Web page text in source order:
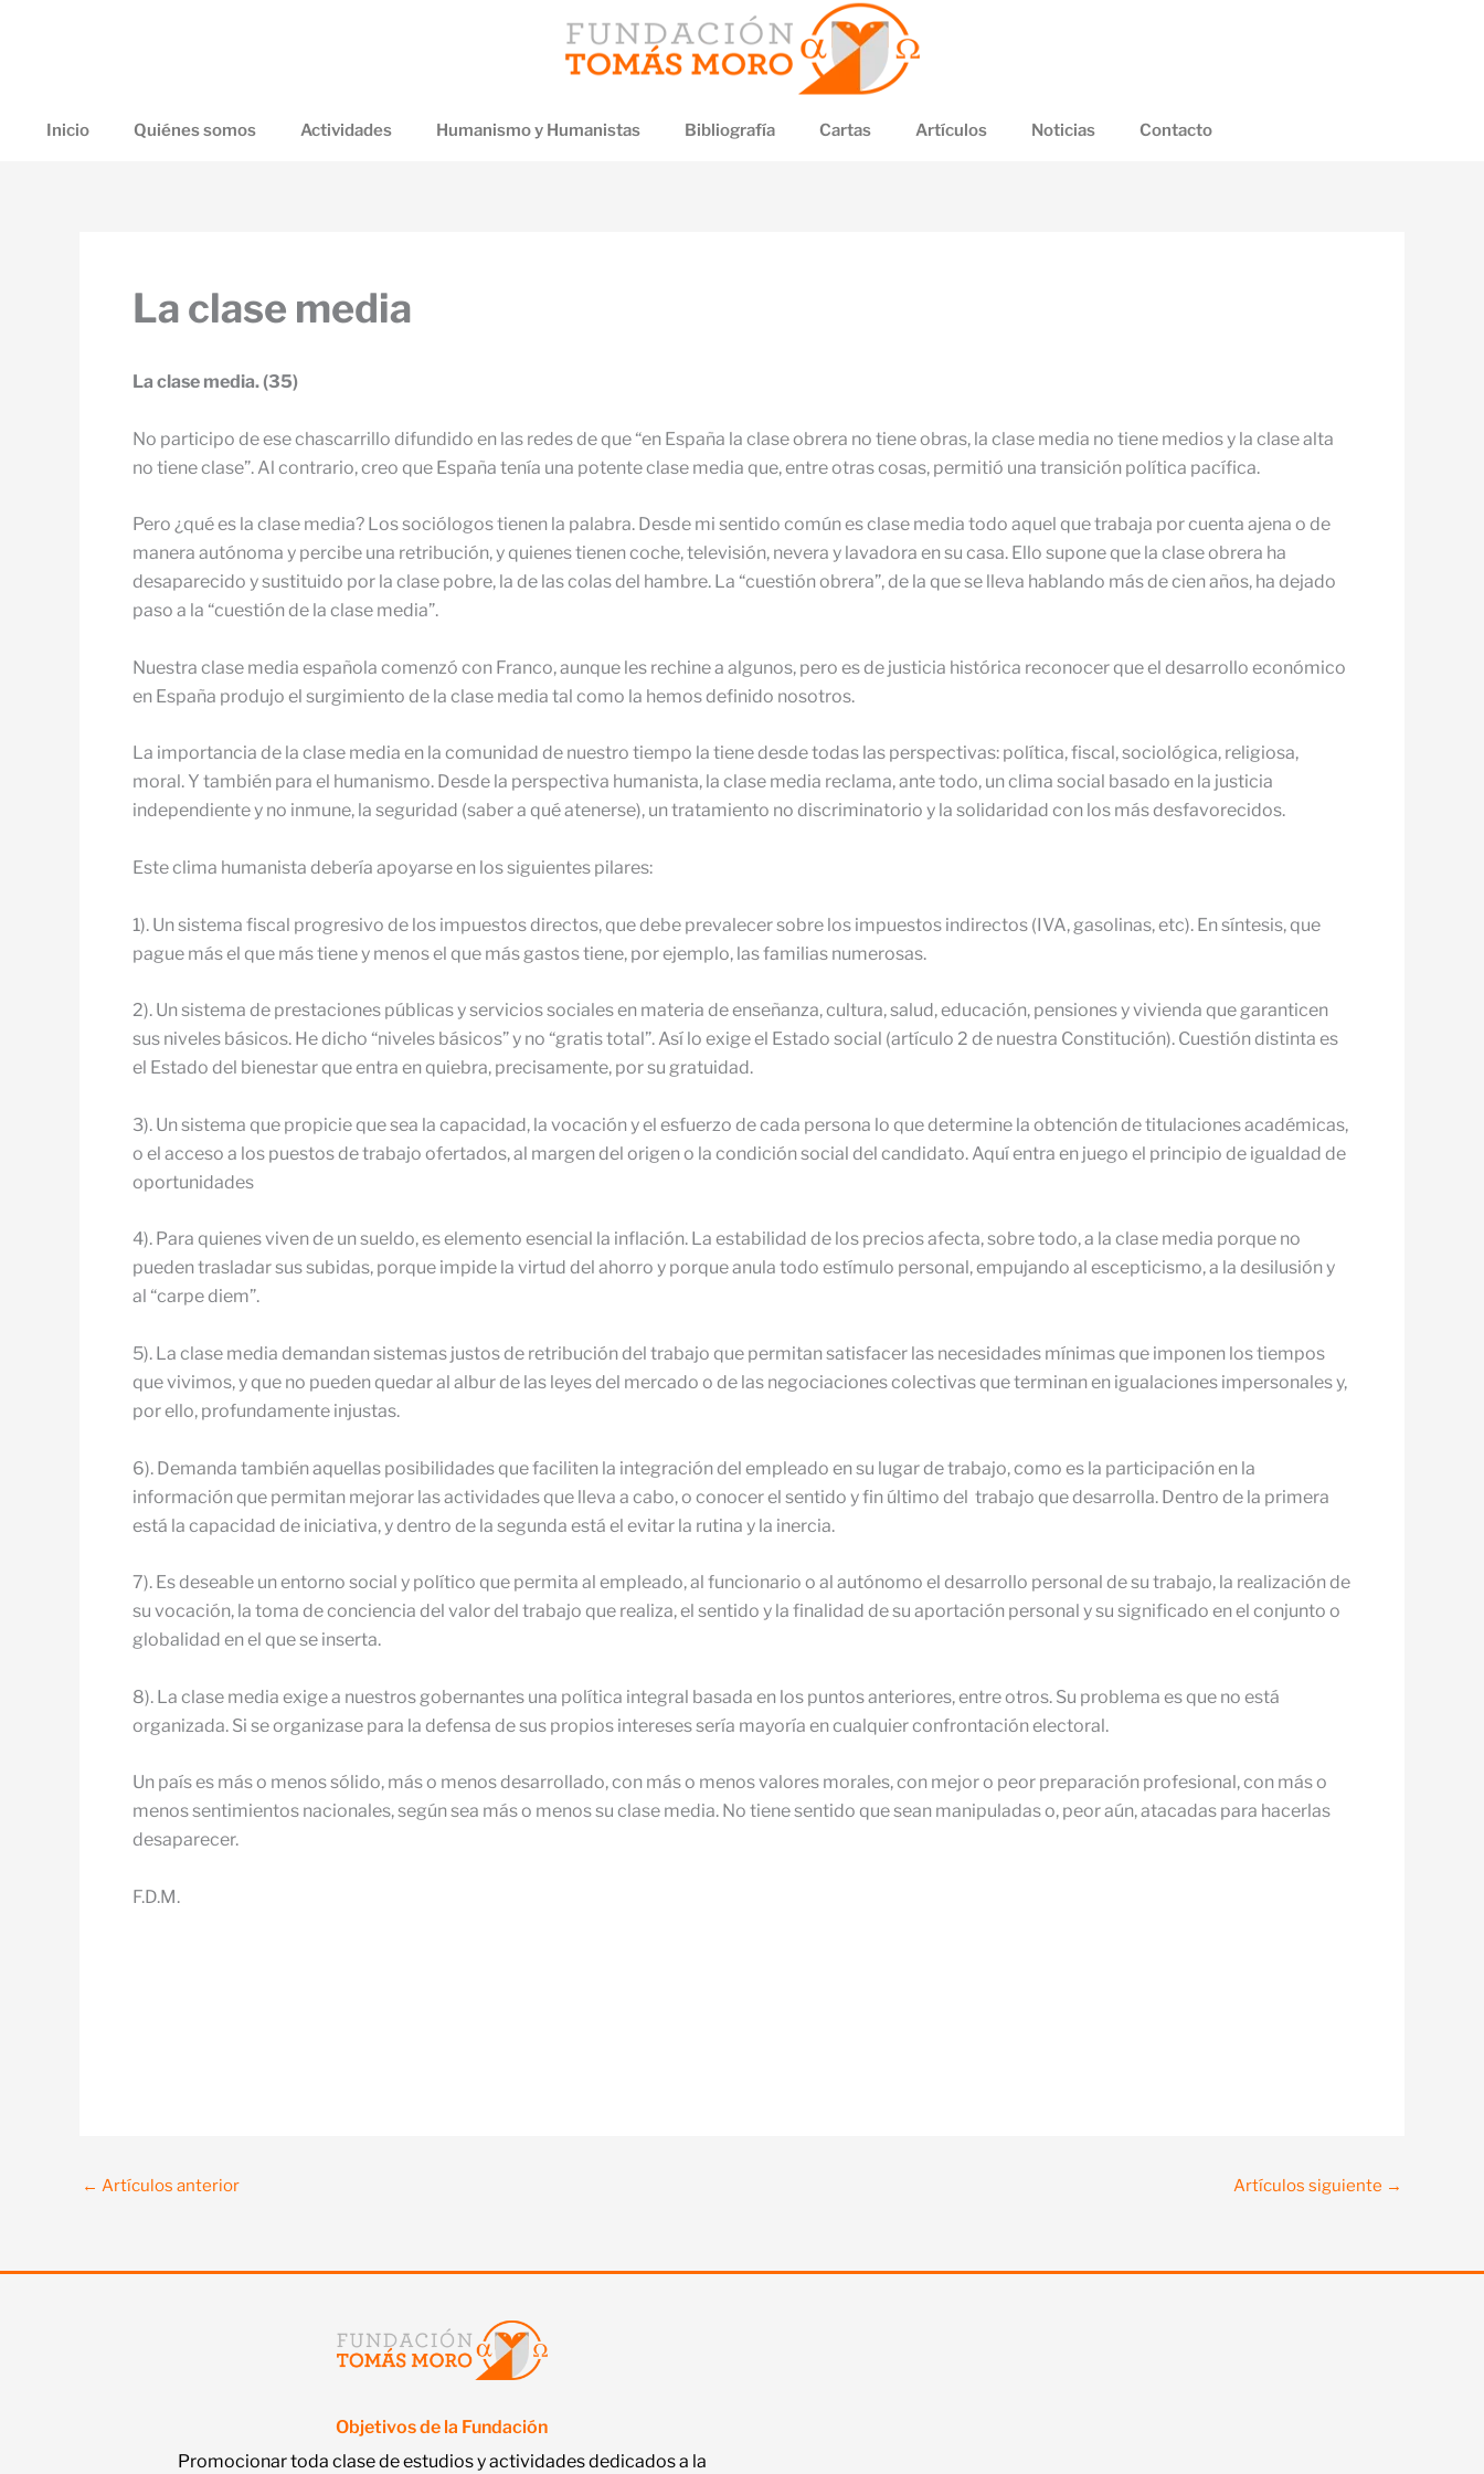
Inicio Quiénes somos Actividades Humanismo y Humanistas Bibliografía Cartas Artículos Noticias Contacto
La clase media
La clase media. (35)
No participo de ese chascarrillo difundido en las redes de que “en España la clase obrera no tiene obras, la clase media no tiene medios y la clase alta
no tiene clase”. Al contrario, creo que España tenía una potente clase media que, entre otras cosas, permitió una transición política pacífica.
Pero ¿qué es la clase media? Los sociólogos tienen la palabra. Desde mi sentido común es clase media todo aquel que trabaja por cuenta ajena o de
manera autónoma y percibe una retribución, y quienes tienen coche, televisión, nevera y lavadora en su casa. Ello supone que la clase obrera ha
desaparecido y sustituido por la clase pobre, la de las colas del hambre. La “cuestión obrera”, de la que se lleva hablando más de cien años, ha dejado
paso a la “cuestión de la clase media”.
Nuestra clase media española comenzó con Franco, aunque les rechine a algunos, pero es de justicia histórica reconocer que el desarrollo económico
en España produjo el surgimiento de la clase media tal como la hemos definido nosotros.
La importancia de la clase media en la comunidad de nuestro tiempo la tiene desde todas las perspectivas: política, fiscal, sociológica, religiosa,
moral. Y también para el humanismo. Desde la perspectiva humanista, la clase media reclama, ante todo, un clima social basado en la justicia
independiente y no inmune, la seguridad (saber a qué atenerse), un tratamiento no discriminatorio y la solidaridad con los más desfavorecidos.
Este clima humanista debería apoyarse en los siguientes pilares:
1). Un sistema fiscal progresivo de los impuestos directos, que debe prevalecer sobre los impuestos indirectos (IVA, gasolinas, etc). En síntesis, que
pague más el que más tiene y menos el que más gastos tiene, por ejemplo, las familias numerosas.
2). Un sistema de prestaciones públicas y servicios sociales en materia de enseñanza, cultura, salud, educación, pensiones y vivienda que garanticen
sus niveles básicos. He dicho “niveles básicos” y no “gratis total”. Así lo exige el Estado social (artículo 2 de nuestra Constitución). Cuestión distinta es
el Estado del bienestar que entra en quiebra, precisamente, por su gratuidad.
3). Un sistema que propicie que sea la capacidad, la vocación y el esfuerzo de cada persona lo que determine la obtención de titulaciones académicas,
o el acceso a los puestos de trabajo ofertados, al margen del origen o la condición social del candidato. Aquí entra en juego el principio de igualdad de
oportunidades
4). Para quienes viven de un sueldo, es elemento esencial la inflación. La estabilidad de los precios afecta, sobre todo, a la clase media porque no
pueden trasladar sus subidas, porque impide la virtud del ahorro y porque anula todo estímulo personal, empujando al escepticismo, a la desilusión y
al “carpe diem”.
5). La clase media demandan sistemas justos de retribución del trabajo que permitan satisfacer las necesidades mínimas que imponen los tiempos
que vivimos, y que no pueden quedar al albur de las leyes del mercado o de las negociaciones colectivas que terminan en igualaciones impersonales y,
por ello, profundamente injustas.
6). Demanda también aquellas posibilidades que faciliten la integración del empleado en su lugar de trabajo, como es la participación en la
información que permitan mejorar las actividades que lleva a cabo, o conocer el sentido y fin último del trabajo que desarrolla. Dentro de la primera
está la capacidad de iniciativa, y dentro de la segunda está el evitar la rutina y la inercia.
7). Es deseable un entorno social y político que permita al empleado, al funcionario o al autónomo el desarrollo personal de su trabajo, la realización de
su vocación, la toma de conciencia del valor del trabajo que realiza, el sentido y la finalidad de su aportación personal y su significado en el conjunto o
globalidad en el que se inserta.
8). La clase media exige a nuestros gobernantes una política integral basada en los puntos anteriores, entre otros. Su problema es que no está
organizada. Si se organizase para la defensa de sus propios intereses sería mayoría en cualquier confrontación electoral.
Un país es más o menos sólido, más o menos desarrollado, con más o menos valores morales, con mejor o peor preparación profesional, con más o
menos sentimientos nacionales, según sea más o menos su clase media. No tiene sentido que sean manipuladas o, peor aún, atacadas para hacerlas
desaparecer.
F.D.M.
← Artículos anterior Artículos siguiente →
Objetivos de la Fundación
Promocionar toda clase de estudios y actividades dedicados a la